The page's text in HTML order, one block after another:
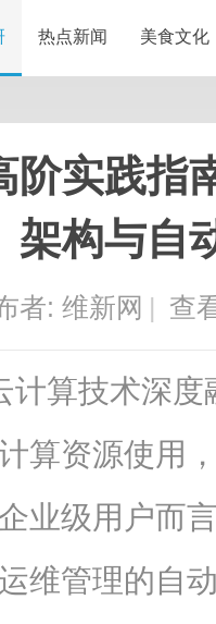
热点新闻 美食文化
阶实践指
架构与自
者: 维新网 | 查
计算技术深
算资源使用
业级用户而
维管理的自